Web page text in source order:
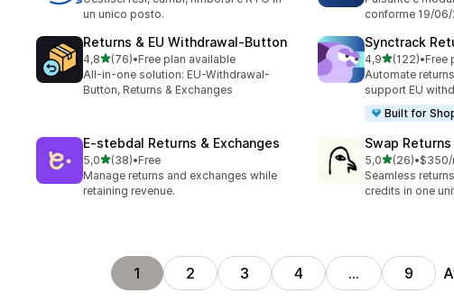
un unico posto.
conforme 19/
Returns & EU Withdrawal‑Button
4,8stelle su 5
(76)
76 recensioni totali
•Free plan available
All-in-one solution: EU-Withdrawal-
Button, Returns & Exchanges
Synctrack
4,9stelle su 5
(122)
122 recensioni
•Free
Automate
support EU
Built for
E‑stebdal Returns & Exchanges
5,0stelle su 5
(38)
38 recensioni totali
•Free
Manage returns and exchanges while
retaining revenue.
Swap
5,0stelle su 5
(26)
26 recensioni
•$350/
Seamless
credits in one
1 2 3 4 … 9